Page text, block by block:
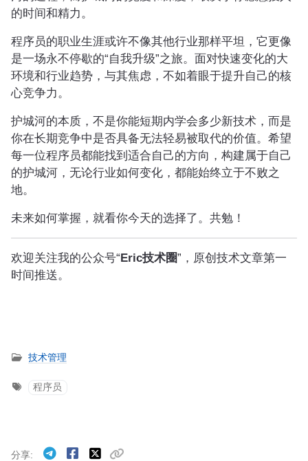
的时间和精力。
程序员的职业生涯或许不像其他行业那样平坦，它更像
是一场永不停歇的“自我升级”之旅。面对快速变化的大
环境和行业趋势，与其焦虑，不如着眼于提升自己的核
心竞争力。
护城河的本质，不是你能短期内学会多少新技术，而是
你在长期竞争中是否具备无法轻易被取代的价值。希望
每一位程序员都能找到适合自己的方向，构建属于自己
的护城河，无论行业如何变化，都能始终立于不败之
地。
未来如何掌握，就看你今天的选择了。共勉！
欢迎关注我的公众号“Eric技术圈”，原创技术文章第一
时间推送。
技术管理
程序员
分享